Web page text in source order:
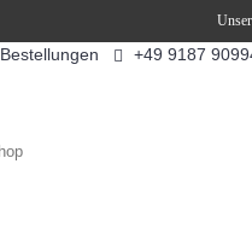
Bestellungen +49 9187